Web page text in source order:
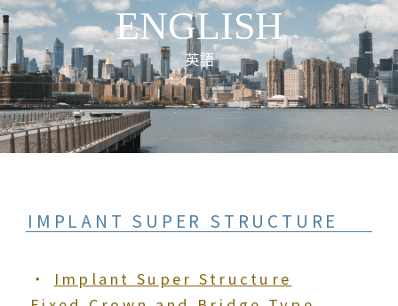
ENGLISH
英語
IMPLANT SUPER STRUCTURE
・ Implant Super Structure